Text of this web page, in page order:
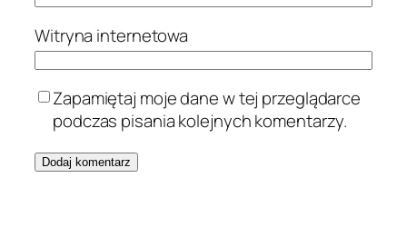
Witryna internetowa
Zapamiętaj moje dane w tej przeglądarce
podczas pisania kolejnych komentarzy.